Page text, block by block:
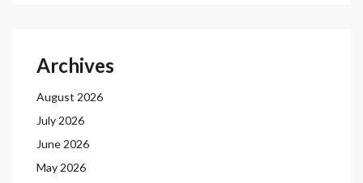
Archives
August 2026
July 2026
June 2026
May 2026